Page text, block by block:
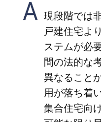
現段階では
戸建住宅よ
ステムが必
間の法的な
異なること
用が落ち着
集合住宅向